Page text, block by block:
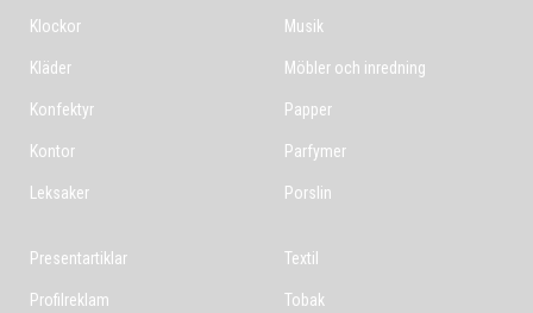
Klockor
Kläder
Konfektyr
Kontor
Leksaker
Musik
Möbler och inredning
Papper
Parfymer
Porslin
Presentartiklar
Profilreklam
Textil
Tobak